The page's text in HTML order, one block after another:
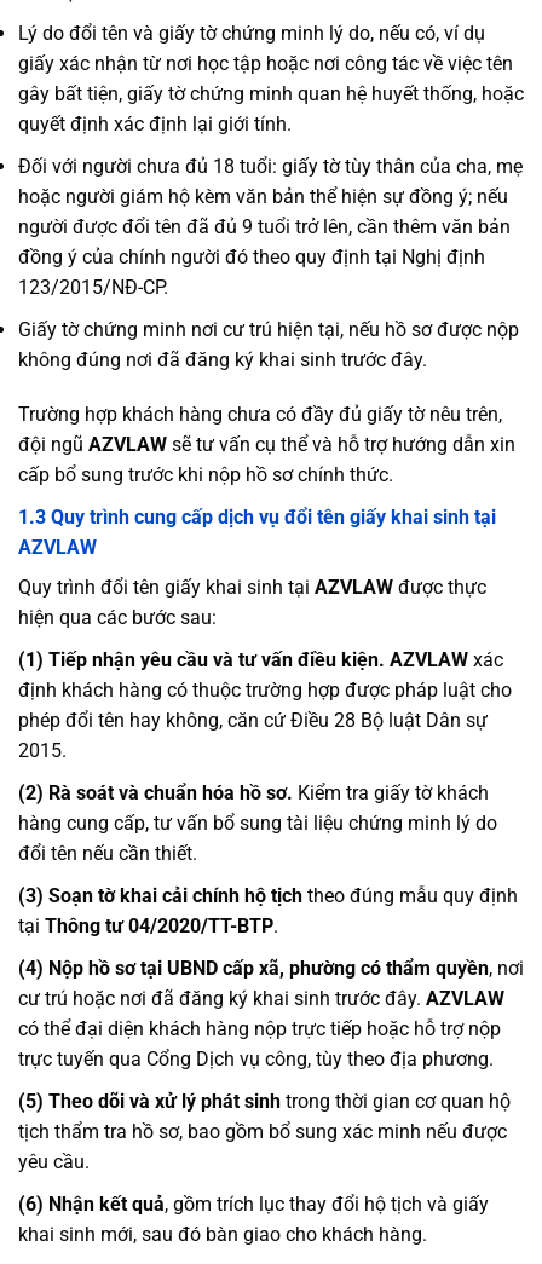
Lý do đổi tên và giấy tờ chứng minh lý do, nếu có, ví dụ
giấy xác nhận từ nơi học tập hoặc nơi công tác về việc tên
gây bất tiện, giấy tờ chứng minh quan hệ huyết thống, hoặc
quyết định xác định lại giới tính.
Đối với người chưa đủ 18 tuổi: giấy tờ tùy thân của cha, mẹ
hoặc người giám hộ kèm văn bản thể hiện sự đồng ý; nếu
người được đổi tên đã đủ 9 tuổi trở lên, cần thêm văn bản
đồng ý của chính người đó theo quy định tại Nghị định
123/2015/NĐ-CP.
Giấy tờ chứng minh nơi cư trú hiện tại, nếu hồ sơ được nộp
không đúng nơi đã đăng ký khai sinh trước đây.
Trường hợp khách hàng chưa có đầy đủ giấy tờ nêu trên,
đội ngũ AZVLAW sẽ tư vấn cụ thể và hỗ trợ hướng dẫn xin
cấp bổ sung trước khi nộp hồ sơ chính thức.
1.3 Quy trình cung cấp dịch vụ đổi tên giấy khai sinh tại
AZVLAW
Quy trình đổi tên giấy khai sinh tại AZVLAW được thực
hiện qua các bước sau:
(1) Tiếp nhận yêu cầu và tư vấn điều kiện. AZVLAW xác
định khách hàng có thuộc trường hợp được pháp luật cho
phép đổi tên hay không, căn cứ Điều 28 Bộ luật Dân sự
2015.
(2) Rà soát và chuẩn hóa hồ sơ. Kiểm tra giấy tờ khách
hàng cung cấp, tư vấn bổ sung tài liệu chứng minh lý do
đổi tên nếu cần thiết.
(3) Soạn tờ khai cải chính hộ tịch theo đúng mẫu quy định
tại Thông tư 04/2020/TT-BTP.
(4) Nộp hồ sơ tại UBND cấp xã, phường có thẩm quyền, nơi
cư trú hoặc nơi đã đăng ký khai sinh trước đây. AZVLAW
có thể đại diện khách hàng nộp trực tiếp hoặc hỗ trợ nộp
trực tuyến qua Cổng Dịch vụ công, tùy theo địa phương.
(5) Theo dõi và xử lý phát sinh trong thời gian cơ quan hộ
tịch thẩm tra hồ sơ, bao gồm bổ sung xác minh nếu được
yêu cầu.
(6) Nhận kết quả, gồm trích lục thay đổi hộ tịch và giấy
khai sinh mới, sau đó bàn giao cho khách hàng.